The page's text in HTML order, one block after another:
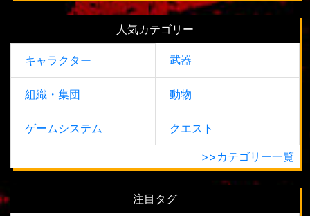
人気カテゴリー
キャラクター 武器
組織・集団 動物
ゲームシステム クエスト
>>カテゴリー一覧
注目タグ